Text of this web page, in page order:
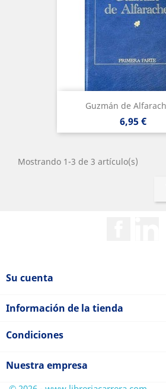
Guzmán de
Precio
6,95 €
Mostrando 1-3 de 3 artículo(s)
Su cuenta
Información de la tienda
Condiciones
Nuestra empresa